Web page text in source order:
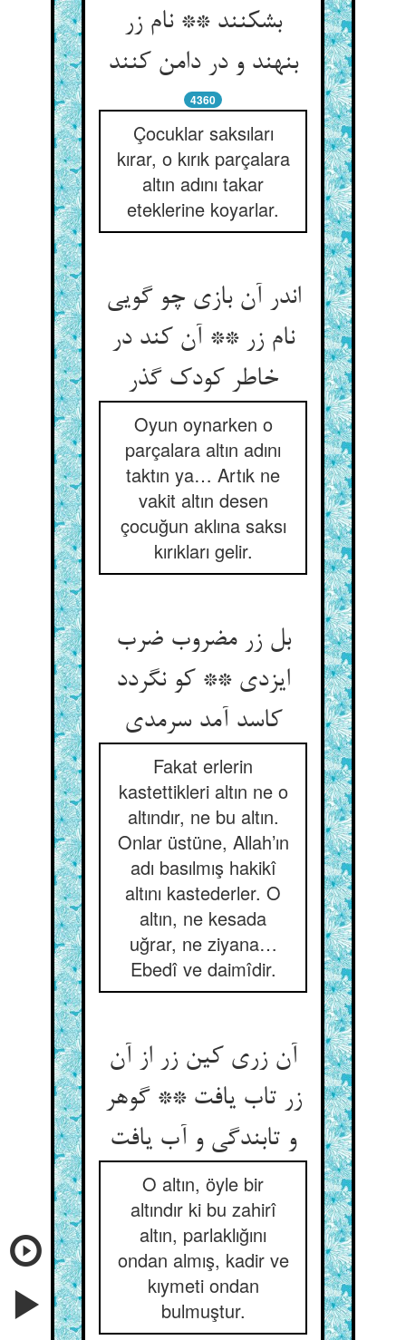
بشکنند ** نام زر
بنهند و در دامن کنند
4360
Çocuklar saksıları
kırar, o kırık parçalara
altın adını takar
eteklerine koyarlar.
اندر آن بازی چو گویی
نام زر ** آن کند در
خاطر کودک گذر
Oyun oynarken o
parçalara altın adını
taktın ya… Artık ne
vakit altın desen
çocuğun aklına saksı
kırıkları gelir.
بل زر مضروب ضرب
ایزدی ** کو نگردد
کاسد آمد سرمدی
Fakat erlerin
kastettikleri altın ne o
altındır, ne bu altın.
Onlar üstüne, Allah’ın
adı basılmış hakikî
altını kastederler. O
altın, ne kesada
uğrar, ne ziyana…
Ebedî ve daimîdir.
آن زری کین زر از آن
زر تاب یافت ** گوهر
و تابندگی و آب یافت
O altın, öyle bir
altındır ki bu zahirî
altın, parlaklığını
ondan almış, kadir ve
kıymeti ondan
bulmuştur.